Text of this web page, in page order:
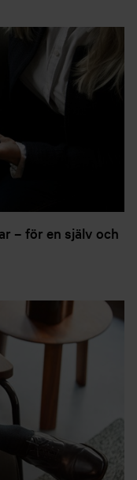
– för en själv och